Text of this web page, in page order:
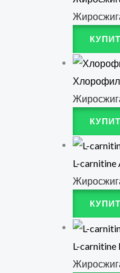
L-carnitine
L-